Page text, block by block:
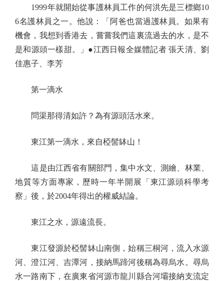
1999年就開始從事護林員工作的何洪先是三標鄉10
6名護林員之一。他說：「阿爸也當過護林員。如果有
機會，我想到香港去，嘗嘗我們這裏流過去的水，是不
是和源頭一樣甜。」●江西日報全媒體記者 張天清、劉
佳惠子、李芳
第一滴水
問渠那得清如許？為有源頭活水來。
東江第一滴水，來自椏髻缽山！
這是由江西省有關部門，集中水文、測繪、林業、
地質等方面專家，歷時一年半開展「東江源頭科學考
察」後，於2004年得出的權威結論。
東江之水，源遠流長。
東江發源於椏髻缽山南側，始稱三桐河，流入水源
河、澄江河、吉潭河，接納馬蹄河後稱為尋烏水。尋烏
水一路南下，在廣東省河源市龍川縣合河壩接納支流定